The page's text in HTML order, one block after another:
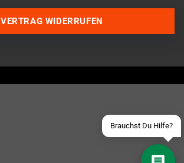
Brauchst Du Hilfe?
Schick uns eine eMail
VERTRAG WIDERRUFEN